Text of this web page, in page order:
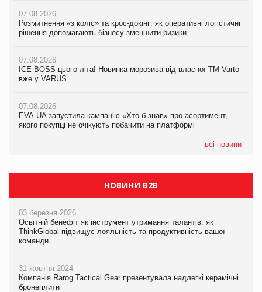
07.08.2026
Розмитнення «з коліс» та крос-докінг: як оперативні логістичні
рішення допомагають бізнесу зменшити ризики
07.08.2026
ICE BOSS цього літа! Новинка морозива від власної ТМ Varto
вже у VARUS
07.08.2026
EVA.UA запустила кампанію «Хто б знав» про асортимент,
якого покупці не очікують побачити на платформі
всі новини
07.08.2026
Розмитнення «з коліс» та крос-докінг: як оперативні логістичні
рішення допомагають бізнесу зменшити ризики
07.08.2026
ICE BOSS цього літа! Новинка морозива від власної ТМ Varto
вже у VARUS
07.08.2026
EVA.UA запустила кампанію «Хто б знав» про асортимент,
якого покупці не очікують побачити на платформі
07.08.2026
Kraft Heinz скоротила збиток у першому півріччі
Продажі Hugo Boss впали на 9%
НОВИНИ B2B
03 березня 2026
Освітній бенефіт як інструмент утримання талантів: як
ThinkGlobal підвищує лояльність та продуктивність вашої
команди
31 жовтня 2024
Компанія Rarog Tactical Gear презентувала надлегкі керамічні
бронеплити